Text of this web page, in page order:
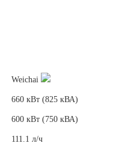
Weichai
660 кВт (825 кВА)
600 кВт (750 кВА)
111.1 л/ч